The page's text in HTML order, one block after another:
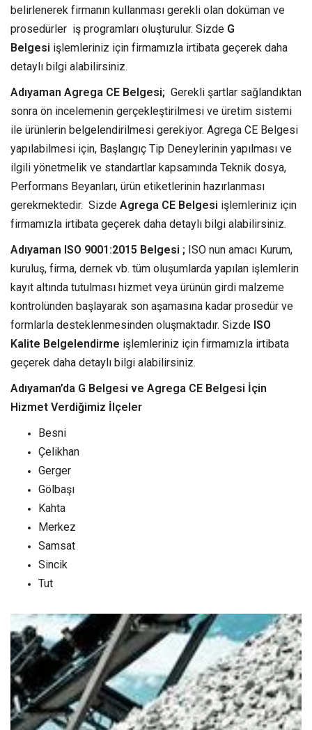
belirlenerek firmanın kullanması gerekli olan doküman ve
prosedürler iş programları oluşturulur. Sizde G
Belgesi işlemleriniz için firmamızla irtibata geçerek daha
detaylı bilgi alabilirsiniz.
Adıyaman Agrega CE Belgesi; Gerekli şartlar sağlandıktan
sonra ön incelemenin gerçekleştirilmesi ve üretim sistemi
ile ürünlerin belgelendirilmesi gerekiyor. Agrega CE Belgesi
yapılabilmesi için, Başlangıç Tip Deneylerinin yapılması ve
ilgili yönetmelik ve standartlar kapsamında Teknik dosya,
Performans Beyanları, ürün etiketlerinin hazırlanması
gerekmektedir. Sizde Agrega CE Belgesi işlemleriniz için
firmamızla irtibata geçerek daha detaylı bilgi alabilirsiniz.
Adıyaman ISO 9001:2015 Belgesi ; ISO nun amacı Kurum,
kuruluş, firma, dernek vb. tüm oluşumlarda yapılan işlemlerin
kayıt altında tutulması hizmet veya ürünün girdi malzeme
kontrolünden başlayarak son aşamasına kadar prosedür ve
formlarla desteklenmesinden oluşmaktadır. Sizde ISO
Kalite Belgelendirme işlemleriniz için firmamızla irtibata
geçerek daha detaylı bilgi alabilirsiniz.
Adıyaman’da G Belgesi ve Agrega CE Belgesi İçin
Hizmet Verdiğimiz İlçeler
Besni
Çelikhan
Gerger
Gölbaşı
Kahta
Merkez
Samsat
Sincik
Tut